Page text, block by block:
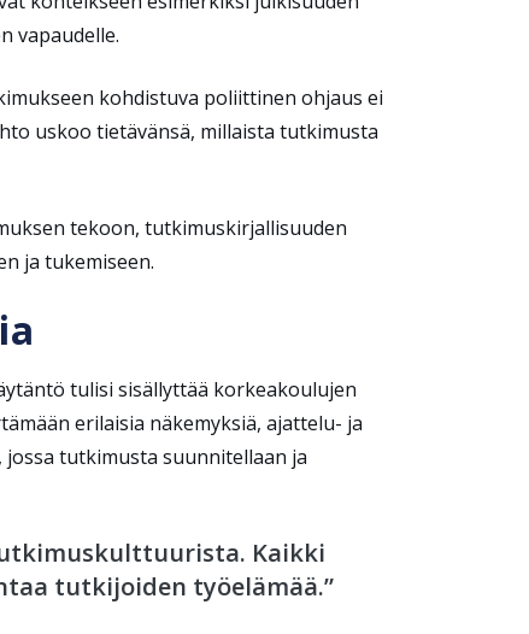
vapaudelle.
kohdistuva poliittinen ohjaus ei
uskoo tietävänsä, millaista tutkimusta
tekoon, tutkimuskirjallisuuden
ja tukemiseen.
tulisi sisällyttää korkeakoulujen
erilaisia näkemyksiä, ajattelu- ja
tutkimusta suunnitellaan ja
Kaikki
tutkijoiden työelämää.”